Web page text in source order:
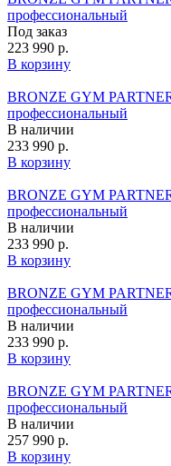
профессиональный
Под заказ
223 990 р.
В корзину
BRONZE GYM
профессиональный
В наличии
233 990 р.
В корзину
BRONZE GYM
профессиональный
В наличии
233 990 р.
В корзину
BRONZE GYM
профессиональный
В наличии
233 990 р.
В корзину
BRONZE GYM
профессиональный
В наличии
257 990 р.
В корзину